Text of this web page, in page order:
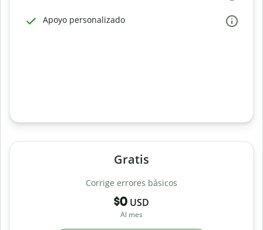
Apoyo personalizado
Gratis
Corrige errores básicos
$0 USD
Al mes